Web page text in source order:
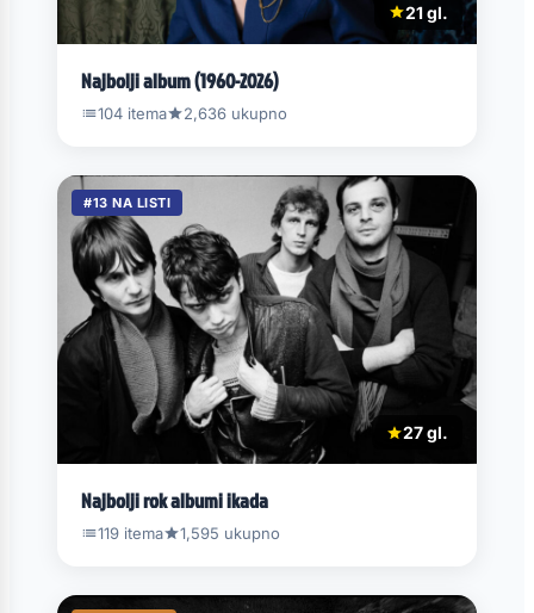
21 gl.
Najbolji album (1960-2026)
104 itema 2,636 ukupno
#13 NA LISTI
27 gl.
Najbolji rok albumi ikada
119 itema 1,595 ukupno